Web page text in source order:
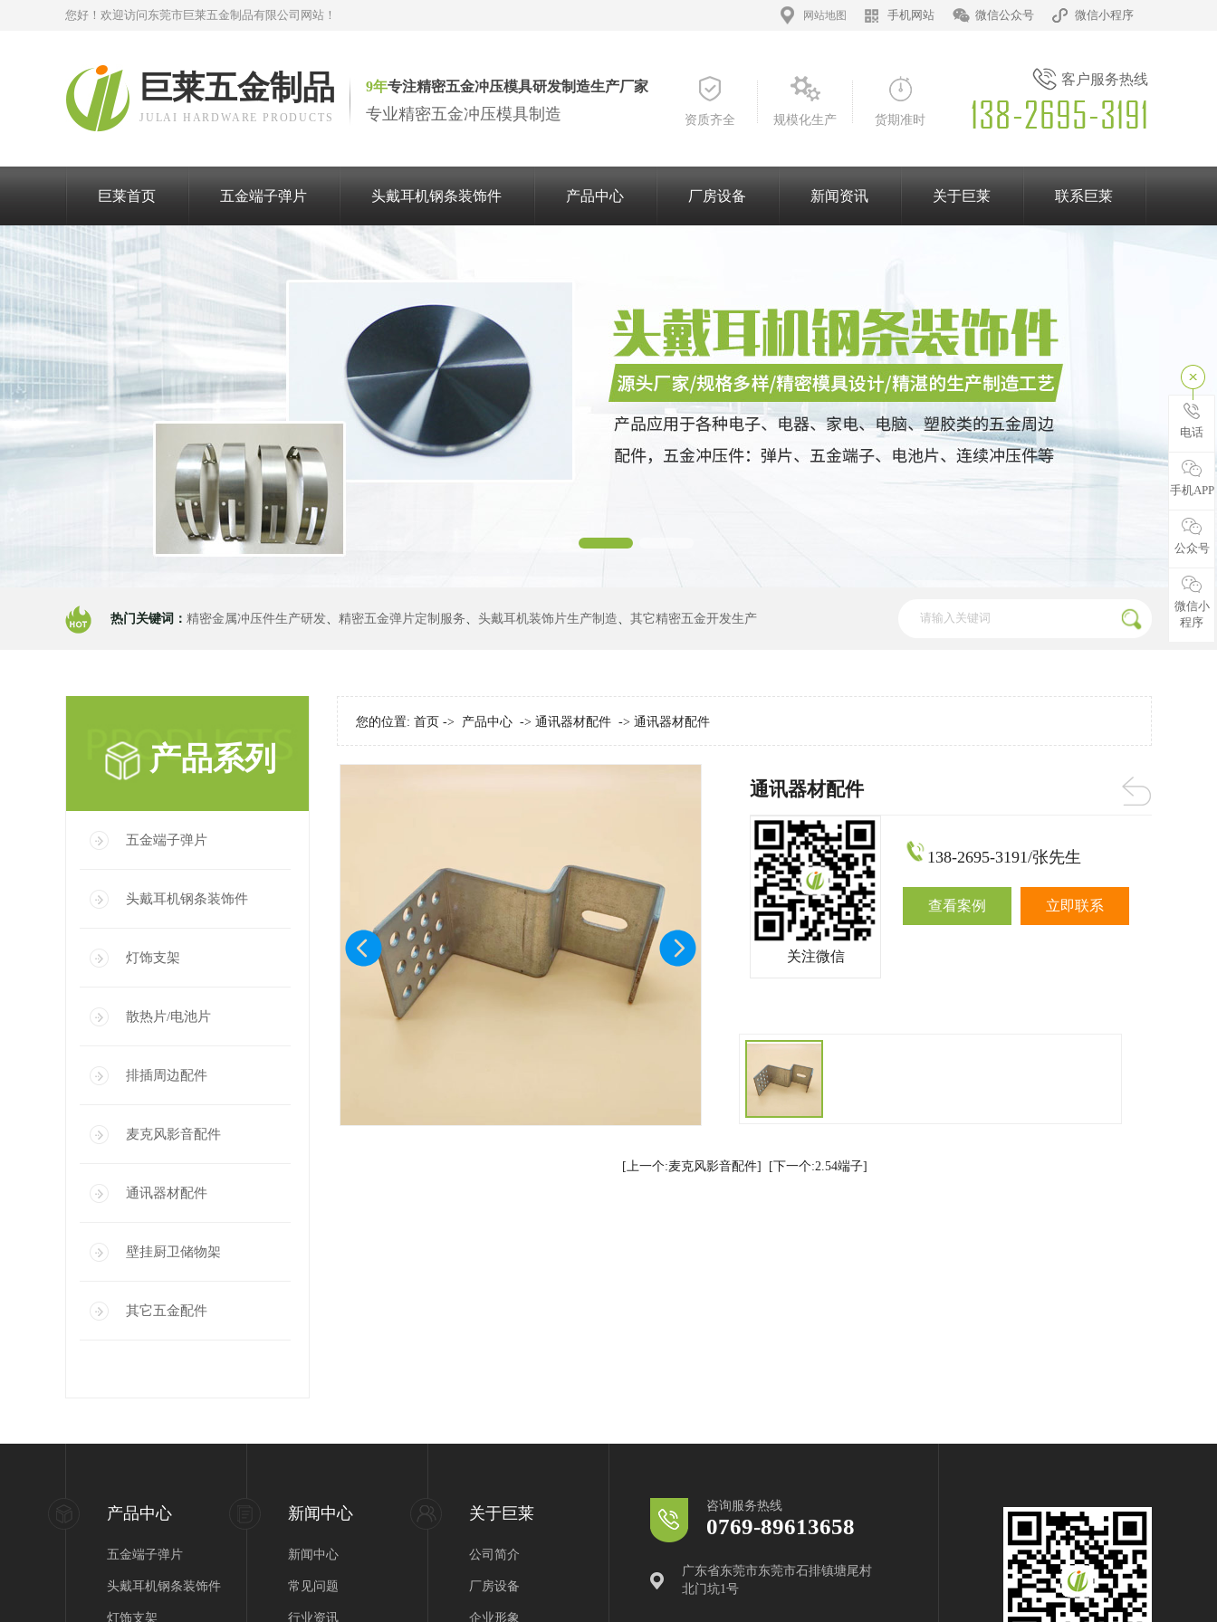
您好！欢迎访问东莞市巨莱五金制品有限公司网站！ 网站地图 手机网站 微信公众号 微信小程序
巨莱五金制品
JULAI HARDWARE PRODUCTS
9年专注精密五金冲压模具研发制造生产厂家
专业精密五金冲压模具制造 资质齐全 规模化生产 货期准时
客户服务热线
巨莱首页 五金端子弹片 头戴耳机钢条装饰件 产品中心 厂房设备 新闻资讯 关于巨莱 联系巨莱
热门关键词： 精密金属冲压件生产研发、 精密五金弹片定制服务、 头戴耳机装饰片生产制造、 其它精密五金开发生产
产品系列
五金端子弹片
头戴耳机钢条装饰件
灯饰支架
散热片/电池片
排插周边配件
麦克风影音配件
通讯器材配件
壁挂厨卫储物架
其它五金配件
您的位置: 首页 -> 产品中心 -> 通讯器材配件 -> 通讯器材配件
通讯器材配件
关注微信
138-2695-3191/张先生
查看案例 立即联系
[上一个:麦克风影音配件] [下一个:2.54端子]
产品中心
五金端子弹片
头戴耳机钢条装饰件
灯饰支架
新闻中心
新闻中心
常见问题
行业资讯
关于巨莱
公司简介
厂房设备
企业形象
咨询服务热线
0769-89613658
广东省东莞市东莞市石排镇塘尾村
北门坑1号
电话
手机APP
公众号
微信小
程序